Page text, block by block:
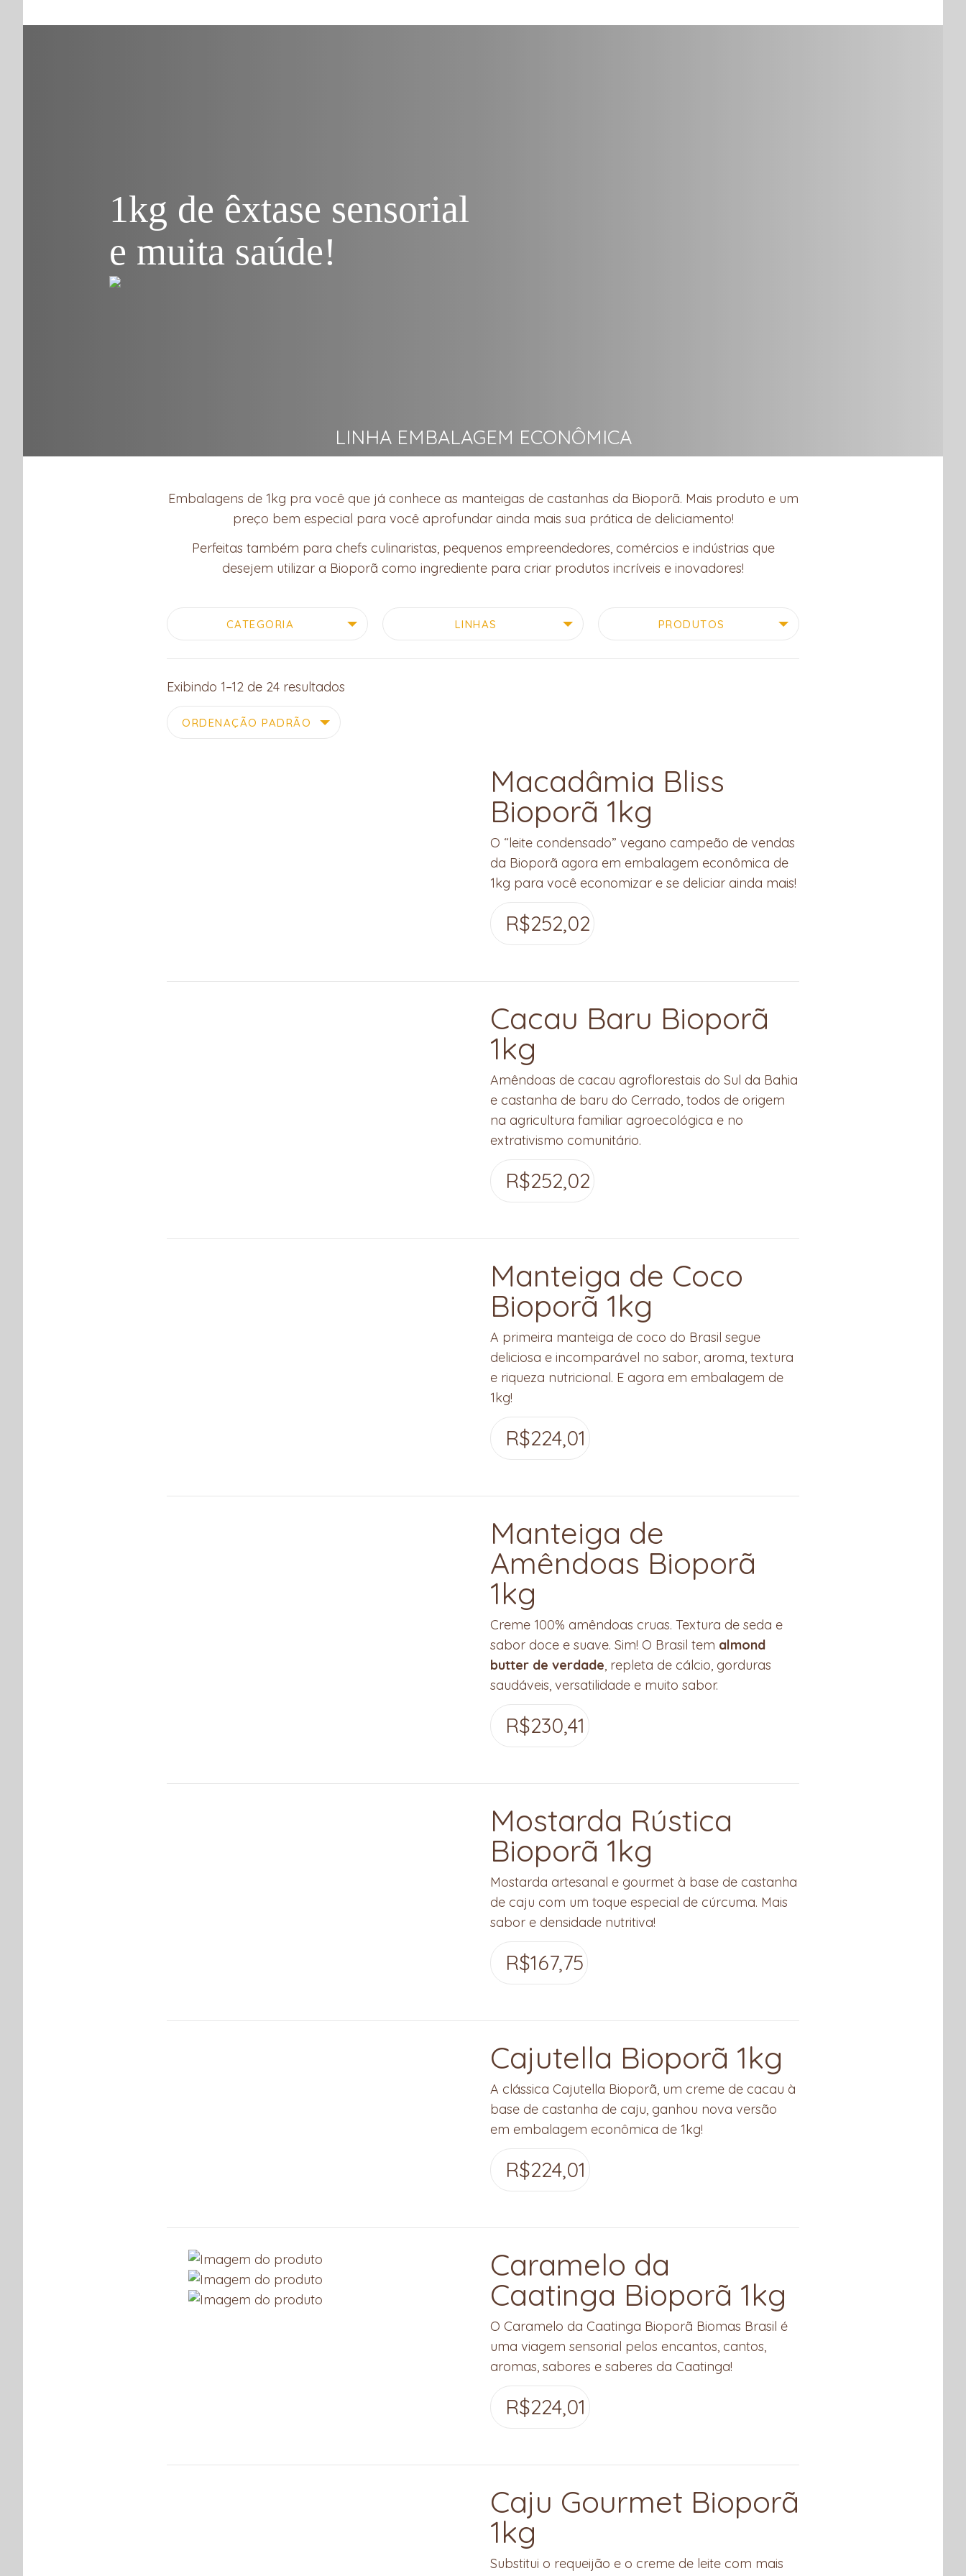
1kg de êxtase sensorial
e muita saúde!
LINHA EMBALAGEM ECONÔMICA
Embalagens de 1kg pra você que já conhece as manteigas de castanhas da Bioporã. Mais produto e um
preço bem especial para você aprofundar ainda mais sua prática de deliciamento!
Perfeitas também para chefs culinaristas, pequenos empreendedores, comércios e indústrias que
desejem utilizar a Bioporã como ingrediente para criar produtos incríveis e inovadores!
CATEGORIA LINHAS PRODUTOS
Exibindo 1–12 de 24 resultados
ORDENAÇÃO PADRÃO
Macadâmia Bliss
Bioporã 1kg
O “leite condensado” vegano campeão de vendas
da Bioporã agora em embalagem econômica de
1kg para você economizar e se deliciar ainda mais!
R$252,02
Cacau Baru Bioporã
1kg
Amêndoas de cacau agroflorestais do Sul da Bahia
e castanha de baru do Cerrado, todos de origem
na agricultura familiar agroecológica e no
extrativismo comunitário.
R$252,02
Manteiga de Coco
Bioporã 1kg
A primeira manteiga de coco do Brasil segue
deliciosa e incomparável no sabor, aroma, textura
e riqueza nutricional. E agora em embalagem de
1kg!
R$224,01
Manteiga de
Amêndoas Bioporã
1kg
Creme 100% amêndoas cruas. Textura de seda e
sabor doce e suave. Sim! O Brasil tem almond
butter de verdade, repleta de cálcio, gorduras
saudáveis, versatilidade e muito sabor.
R$230,41
Mostarda Rústica
Bioporã 1kg
Mostarda artesanal e gourmet à base de castanha
de caju com um toque especial de cúrcuma. Mais
sabor e densidade nutritiva!
R$167,75
Cajutella Bioporã 1kg
A clássica Cajutella Bioporã, um creme de cacau à
base de castanha de caju, ganhou nova versão
em embalagem econômica de 1kg!
R$224,01
Caramelo da
Caatinga Bioporã 1kg
O Caramelo da Caatinga Bioporã Biomas Brasil é
uma viagem sensorial pelos encantos, cantos,
aromas, sabores e saberes da Caatinga!
R$224,01
Caju Gourmet Bioporã
1kg
Substitui o requeijão e o creme de leite com mais